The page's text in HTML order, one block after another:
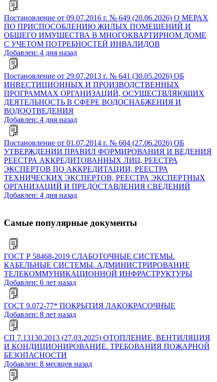
Постановление от 09.07.2016 г. № 649 (20.06.2026) О МЕРАХ
ПО ПРИСПОСОБЛЕНИЮ ЖИЛЫХ ПОМЕЩЕНИЙ И
ОБЩЕГО ИМУЩЕСТВА В МНОГОКВАРТИРНОМ ДОМЕ
С УЧЕТОМ ПОТРЕБНОСТЕЙ ИНВАЛИДОВ
Добавлен: 4 дня назад
Постановление от 29.07.2013 г. № 641 (30.05.2026) ОБ
ИНВЕСТИЦИОННЫХ И ПРОИЗВОДСТВЕННЫХ
ПРОГРАММАХ ОРГАНИЗАЦИЙ, ОСУЩЕСТВЛЯЮЩИХ
ДЕЯТЕЛЬНОСТЬ В СФЕРЕ ВОДОСНАБЖЕНИЯ И
ВОДООТВЕДЕНИЯ
Добавлен: 4 дня назад
Постановление от 01.07.2014 г. № 604 (27.06.2026) ОБ
УТВЕРЖДЕНИИ ПРАВИЛ ФОРМИРОВАНИЯ И ВЕДЕНИЯ
РЕЕСТРА АККРЕДИТОВАННЫХ ЛИЦ, РЕЕСТРА
ЭКСПЕРТОВ ПО АККРЕДИТАЦИИ, РЕЕСТРА
ТЕХНИЧЕСКИХ ЭКСПЕРТОВ, РЕЕСТРА ЭКСПЕРТНЫХ
ОРГАНИЗАЦИЙ И ПРЕДОСТАВЛЕНИЯ СВЕДЕНИЙ
Добавлен: 4 дня назад
Самые популярные документы
ГОСТ Р 58468-2019 СЛАБОТОЧНЫЕ СИСТЕМЫ.
КАБЕЛЬНЫЕ СИСТЕМЫ. АДМИНИСТРИРОВАНИЕ
ТЕЛЕКОММУНИКАЦИОННОЙ ИНФРАСТРУКТУРЫ
Добавлен: 6 лет назад
ГОСТ 9.072-77* ПОКРЫТИЯ ЛАКОКРАСОЧНЫЕ
Добавлен: 8 лет назад
СП 7.13130.2013 (27.03.2025) ОТОПЛЕНИЕ, ВЕНТИЛЯЦИЯ
И КОНДИЦИОНИРОВАНИЕ. ТРЕБОВАНИЯ ПОЖАРНОЙ
БЕЗОПАСНОСТИ
Добавлен: 8 месяцев назад